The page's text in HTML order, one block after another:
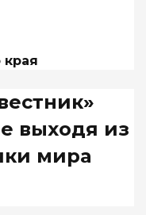
края
выходя из
мира